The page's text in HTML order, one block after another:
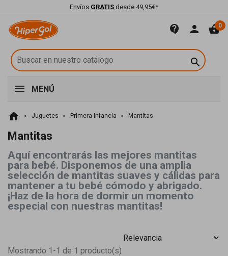
Envíos GRATIS desde 49,95€*
contact_support person shopping_basket0

MENÚ
home Juguetes Primera infancia Mantitas
Mantitas
Aquí encontrarás las mejores mantitas
para bebé. Disponemos de una amplia
selección de mantitas suaves y cálidas para
mantener a tu bebé cómodo y abrigado.
¡Haz de la hora de dormir un momento
especial con nuestras mantitas!
Mostrando 1-1 de 1 producto(s)